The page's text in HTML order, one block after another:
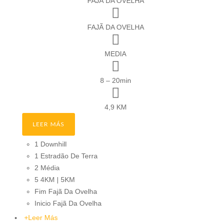
FAJÃ DA OVELHA
MEDIA
8 – 20min
4,9 KM
LEER MÁS
1 Downhill
1 Estradão De Terra
2 Média
5 4KM | 5KM
Fim Fajã Da Ovelha
Inicio Fajã Da Ovelha
+Leer Más